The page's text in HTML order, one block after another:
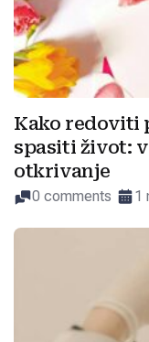
Kako redoviti
spasiti život:
otkrivanje
0 comments 1